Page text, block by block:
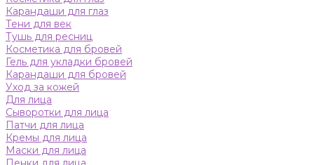
Карандаши для глаз
Тени для век
Тушь для ресниц
Косметика для бровей
Гель для укладки бровей
Карандаши для бровей
Уход за кожей
Для лица
Сыворотки для лица
Патчи для лица
Кремы для лица
Маски для лица